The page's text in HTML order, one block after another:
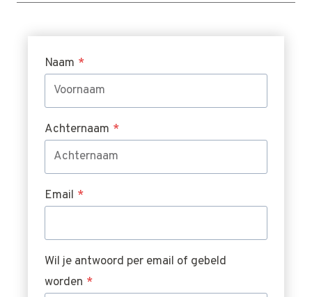
Naam *
Achternaam *
Email *
Wil je antwoord per email of gebeld
worden *